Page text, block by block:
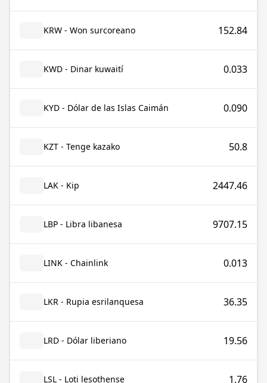
KRW - Won surcoreano 152.84
KWD - Dinar kuwaití 0.033
KYD - Dólar de las Islas Caimán 0.090
KZT - Tenge kazako 50.8
LAK - Kip 2447.46
LBP - Libra libanesa 9707.15
LINK - Chainlink 0.013
LKR - Rupia esrilanquesa 36.35
LRD - Dólar liberiano 19.56
LSL - Loti lesothense 1.76